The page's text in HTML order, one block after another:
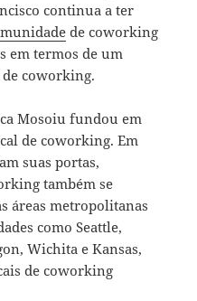
continua a ter
de coworking
em termos de um
coworking.
Mosoiu fundou em
de coworking. Em
suas portas,
também se
áreas metropolitanas
como Seattle,
Wichita e Kansas,
de coworking